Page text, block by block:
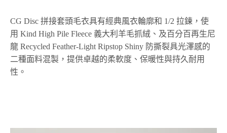
CG Disc 拼接套頭毛衣具有經典風衣輪廓和 1/2 拉鍊，使
用 Kind High Pile Fleece 義大利羊毛抓絨、及百分百再生尼
龍 Recycled Feather-Light Ripstop Shiny 防撕裂具光澤感的
二種面料混製，提供卓越的柔軟度、保暖性與持久耐用
性。